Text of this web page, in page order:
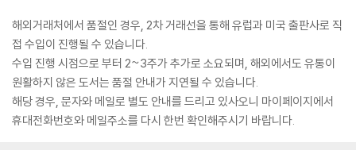
해외거래처에서 품절인 경우, 2차 거래선을 통해 유럽과 미국 출판사로 직
접 수입이 진행될 수 있습니다.
수입 진행 시점으로 부터 2~3주가 추가로 소요되며, 해외에서도 유통이
원활하지 않은 도서는 품절 안내가 지연될 수 있습니다.
해당 경우, 문자와 메일로 별도 안내를 드리고 있사오니 마이페이지에서
휴대전화번호와 메일주소를 다시 한번 확인해주시기 바랍니다.